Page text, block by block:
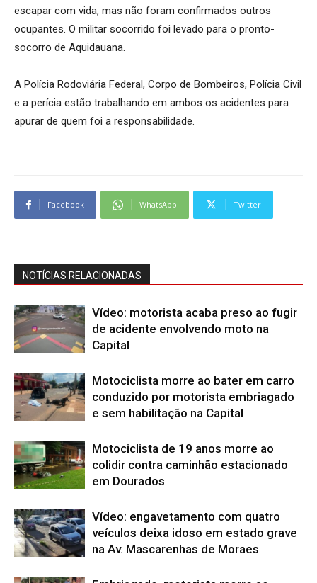
escapar com vida, mas não foram confirmados outros
ocupantes. O militar socorrido foi levado para o pronto-
socorro de Aquidauana.
A Polícia Rodoviária Federal, Corpo de Bombeiros, Polícia Civil
e a perícia estão trabalhando em ambos os acidentes para
apurar de quem foi a responsabilidade.
Facebook WhatsApp Twitter
NOTÍCIAS RELACIONADAS
Vídeo: motorista acaba preso ao fugir
de acidente envolvendo moto na
Capital
Motociclista morre ao bater em carro
conduzido por motorista embriagado
e sem habilitação na Capital
Motociclista de 19 anos morre ao
colidir contra caminhão estacionado
em Dourados
Vídeo: engavetamento com quatro
veículos deixa idoso em estado grave
na Av. Mascarenhas de Moraes